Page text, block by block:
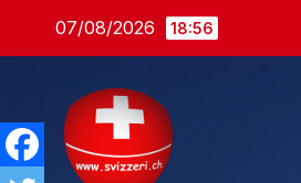
07/08/2026 18:56